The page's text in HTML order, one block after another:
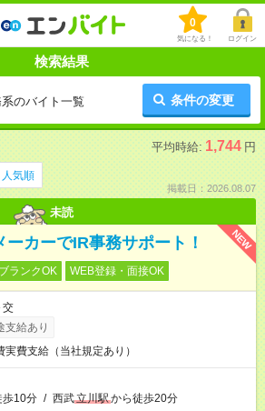
0
気になる！ ログイン
検索結果
のバイト一覧 条件の変更
平均時給: 1,744 円
人気順
掲載日：2026.08.07
未読
NEW
カーでIR事務サポート！
ブランクOK WEB登録・面接OK
交
支給あり
実費支給（当社規定あり）
歩10分 / 西武立川駅から徒歩20分